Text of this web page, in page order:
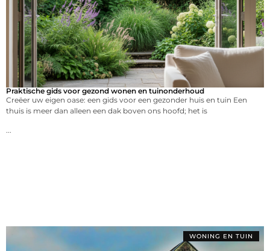
Praktische gids voor gezond wonen en tuinonderhoud
Creëer uw eigen oase: een gids voor een gezonder huis en tuin Een
thuis is meer dan alleen een dak boven ons hoofd; het is
...
WONING EN TUIN